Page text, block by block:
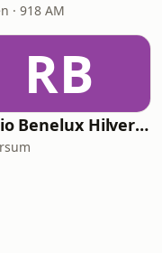
· 918 AM
RB
Radio Benelux Hilversum